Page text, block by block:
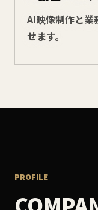
AI映像制作と業
せます。
PROFILE